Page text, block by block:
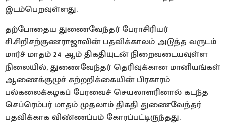
இடம்பெறவுள்ளது.
தற்போதைய துணைவேந்தர் பேராசிரியர்
சி.சிறிசற்குணராஜாவின் பதவிக்காலம் அடுத்த வருடம்
மார்ச் மாதம் 24 ஆம் திகதியுடன் நிறைவடையவுள்ள
நிலையில், துணைவேந்தர் தெரிவுக்கான மானியங்கள்
ஆணைக்குழுச் சுற்றறிக்கையின் பிரகாரம்
பல்கலைக்கழகப் பேரவைச் செயலாளரினால் கடந்த
செப்ரெம்பர் மாதம் முதலாம் திகதி துணைவேந்தர்
பதவிக்காக விண்ணப்பம் கோரப்பட்டிருந்தது.